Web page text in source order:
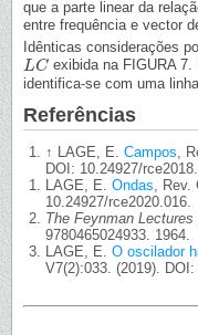
que a parte linear da
entre frequência e vector
Idênticas considerações
LC
LC exibida na FIGURA 7.
identifica-se com uma
Referências
↑ LAGE, E. Campos ,
DOI: 10.24927/
LAGE, E. Ondas ,
10.24927/rce2020.016.
The Feynman
9780465024933. 1964.
LAGE, E. O oscilador
V7(2):033. (2019).